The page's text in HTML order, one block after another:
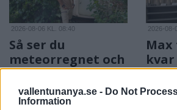
vallentunanya.se - Do Not
Information
2026-08-06 KL. 08:40
Så ser du
meteorregnet och
partiella
solförmörkelsen
Astrofotografen och
2026-08-
Efter